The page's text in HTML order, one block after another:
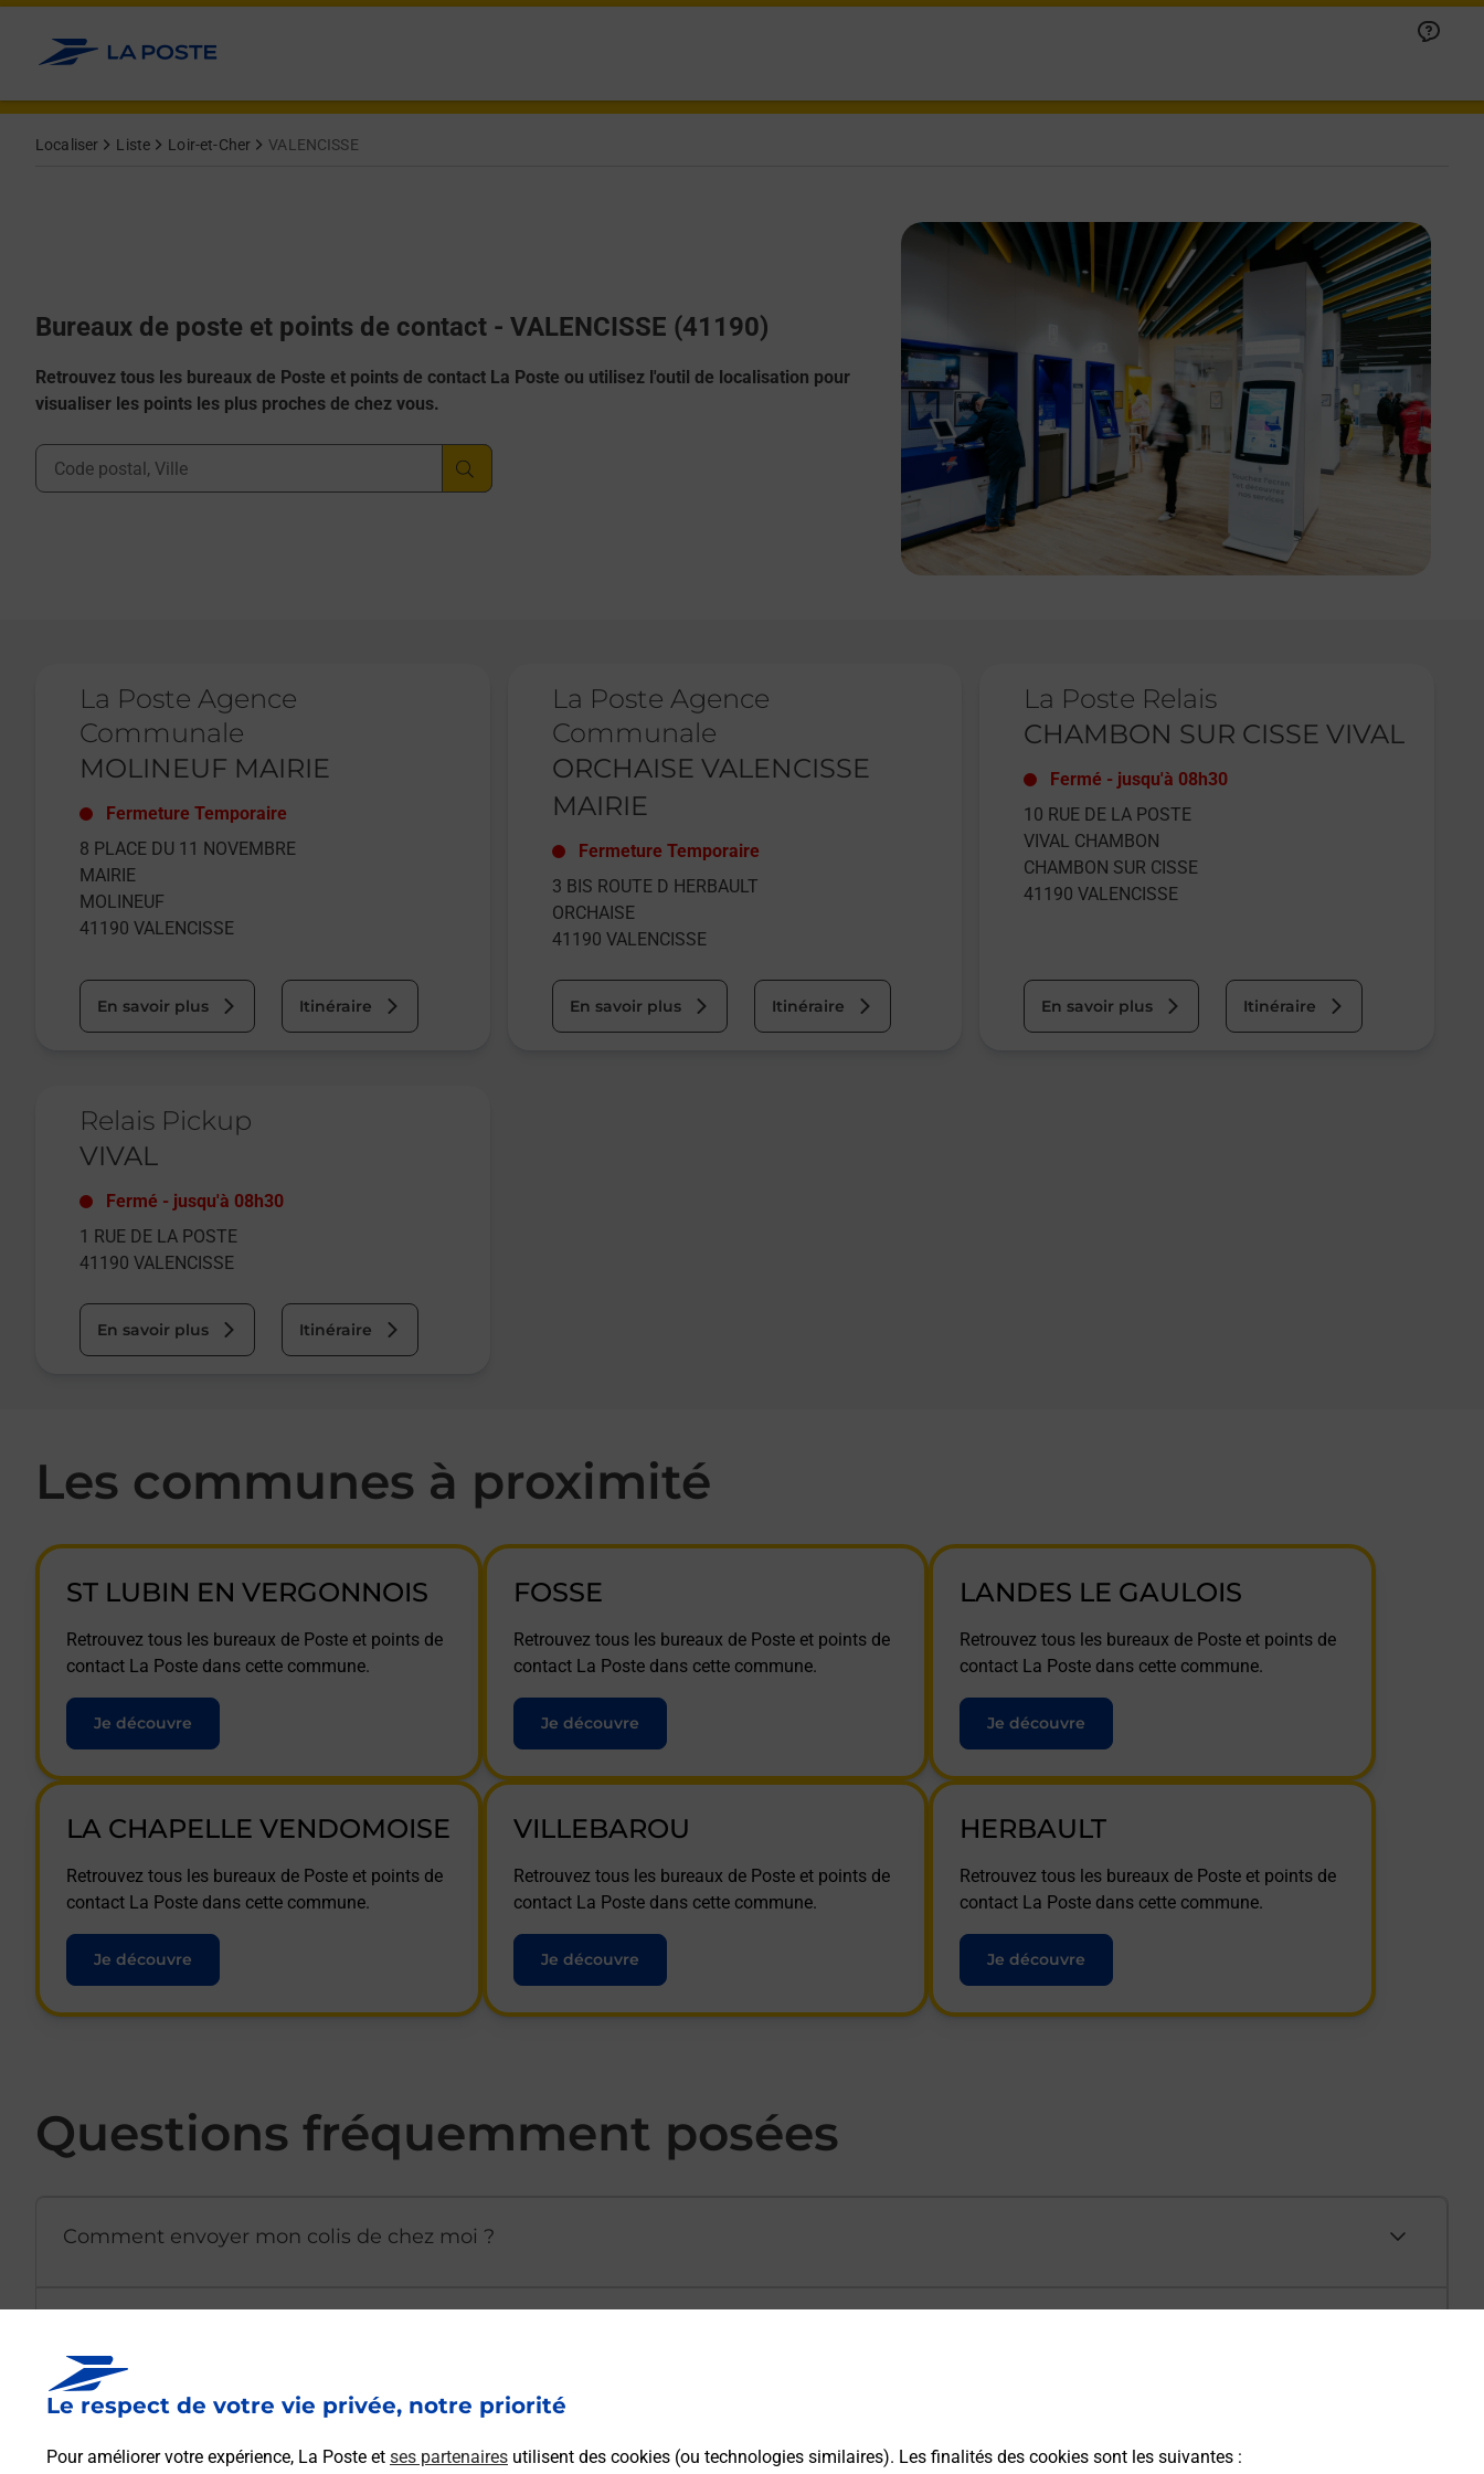
Le respect de votre vie privée, notre priorité
Pour améliorer votre expérience, La Poste et ses partenaires utilisent des cookies (ou technologies similaires). Les finalités des cookies sont les suivantes :
Allez au contenu
Localiser Liste Loir-et-Cher VALENCISSE
Bureaux de poste et points de contact - VALENCISSE (41190)
Retrouvez tous les bureaux de Poste et points de contact La Poste ou utilisez l'outil de localisation pour
visualiser les points les plus proches de chez vous.
Ville, Département, Code Postal
La Poste Agence
Communale
MOLINEUF MAIRIE
Fermeture Temporaire
8 PLACE DU 11 NOVEMBRE
MAIRIE
MOLINEUF
41190 VALENCISSE
En savoir plus Itinéraire
La Poste Agence
Communale
ORCHAISE VALENCISSE
MAIRIE
Fermeture Temporaire
3 BIS ROUTE D HERBAULT
ORCHAISE
41190 VALENCISSE
En savoir plus Itinéraire
La Poste Relais
CHAMBON SUR CISSE VIVAL
Fermé - jusqu'à 08h30
10 RUE DE LA POSTE
VIVAL CHAMBON
CHAMBON SUR CISSE
41190 VALENCISSE
En savoir plus Itinéraire
Relais Pickup
VIVAL
Fermé - jusqu'à 08h30
1 RUE DE LA POSTE
41190 VALENCISSE
En savoir plus Itinéraire
Les communes à proximité
ST LUBIN EN VERGONNOIS
Retrouvez tous les bureaux de Poste et points de
contact La Poste dans cette commune.
Je découvre
FOSSE
Retrouvez tous les bureaux de Poste et points de
contact La Poste dans cette commune.
Je découvre
LANDES LE GAULOIS
Retrouvez tous les bureaux de Poste et points de
contact La Poste dans cette commune.
Je découvre
LA CHAPELLE VENDOMOISE
Retrouvez tous les bureaux de Poste et points de
contact La Poste dans cette commune.
Je découvre
VILLEBAROU
Retrouvez tous les bureaux de Poste et points de
contact La Poste dans cette commune.
Je découvre
HERBAULT
Retrouvez tous les bureaux de Poste et points de
contact La Poste dans cette commune.
Je découvre
Questions fréquemment posées
Comment envoyer mon colis de chez moi ?
Afficher ou masquer la réponse
Afficher ou masquer la réponse
Comment demander une modification de livraison ?
Afficher ou masquer la réponse
Afficher ou masquer la réponse
Afficher ou masquer la réponse